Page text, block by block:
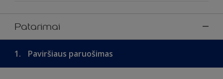
Patarimai
1. Paviršiaus paruošimas